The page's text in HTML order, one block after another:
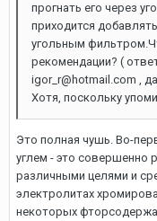
прогнать его через
приходится
угольным
рекомендации? (
igor_r@hotmail.com ,
Хотя, поскольку
Это полная чушь. Во-
углем - это совершенно
различными целями и
электролитах
некоторых